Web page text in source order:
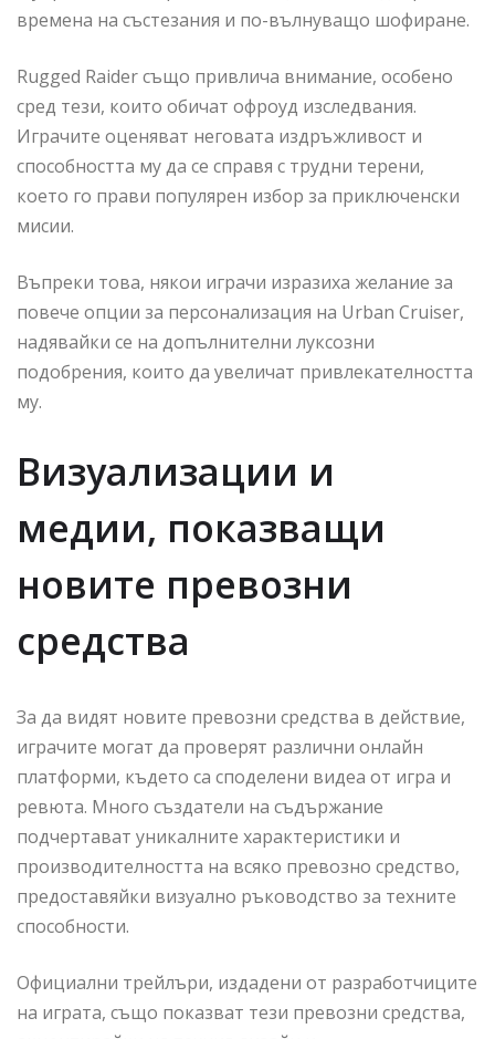
времена на състезания и по-вълнуващо шофиране.
Rugged Raider също привлича внимание, особено
сред тези, които обичат офроуд изследвания.
Играчите оценяват неговата издръжливост и
способността му да се справя с трудни терени,
което го прави популярен избор за приключенски
мисии.
Въпреки това, някои играчи изразиха желание за
повече опции за персонализация на Urban Cruiser,
надявайки се на допълнителни луксозни
подобрения, които да увеличат привлекателността
му.
Визуализации и
медии, показващи
новите превозни
средства
За да видят новите превозни средства в действие,
играчите могат да проверят различни онлайн
платформи, където са споделени видеа от игра и
ревюта. Много създатели на съдържание
подчертават уникалните характеристики и
производителността на всяко превозно средство,
предоставяйки визуално ръководство за техните
способности.
Официални трейлъри, издадени от разработчиците
на играта, също показват тези превозни средства,